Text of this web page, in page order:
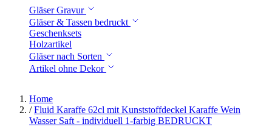
Gläser Gravur
Gläser & Tassen bedruckt
Geschenksets
Holzartikel
Gläser nach Sorten
Artikel ohne Dekor
Home
/ Fluid Karaffe 62cl mit Kunststoffdeckel Karaffe Wein
Wasser Saft - individuell 1-farbig BEDRUCKT